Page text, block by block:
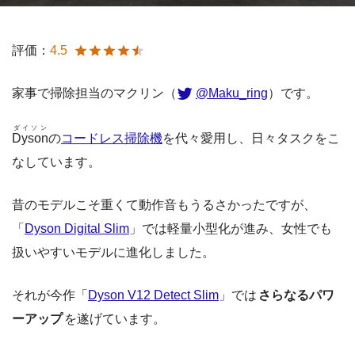
評価： 4.5
家事で掃除担当のマクリン（ @Maku_ring）です。
Dyson
ダイソン
のコードレス掃除機を代々愛用し、日々タスクをこ
なしています。
昔のモデルこそ重くて動作音もうるさかったですが、
「 Dyson Digital Slim 」では軽量小型化が進み、女性でも
扱いやすいモデルに進化しました。
それが今作「 Dyson V12 Detect Slim 」では さらなるパワ
ーアップ を遂げています。